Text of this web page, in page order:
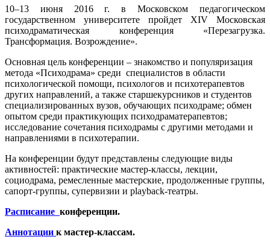
10–13 июня 2016 г. в Московском педагогическом
государственном университете пройдет XIV Московская
психодраматическая конференция «Перезагрузка.
Трансформация. Возрождение».
Основная цель конференции – знакомство и популяризация
метода «Психодрама» среди специалистов в области
психологической помощи, психологов и психотерапевтов
других направлений, а также старшекурсников и студентов
специализированных вузов, обучающих психодраме; обмен
опытом среди практикующих психодраматерапевтов;
исследование сочетания психодрамы с другими методами и
направлениями в психотерапии.
На конференции будут представлены следующие виды
активностей: практические мастер-классы, лекции,
социодрама, ремесленные мастерские, продолженные группы,
сапорт-группы, супервизии и playback-театры.
Расписание конференции.
Аннотации к мастер-классам.